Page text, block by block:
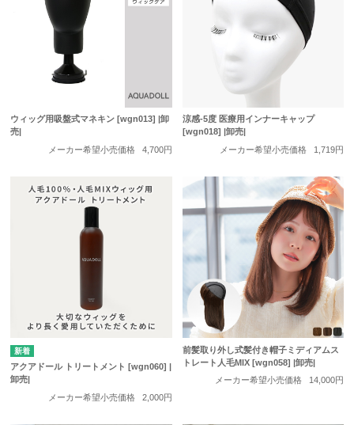
ウィッグ用吸盤式マネキン [wgn013] |卸
売|
メーカー希望小売価格
4,700円
涼感-5度 医療用インナーキャップ
[wgn018] |卸売|
メーカー希望小売価格
1,719円
アクアドール トリートメント [wgn060] |
卸売|
メーカー希望小売価格
2,000円
前髪取り外し式髪付き帽子ミディアムス
トレート人毛MIX [wgn058] |卸売|
メーカー希望小売価格
14,000円